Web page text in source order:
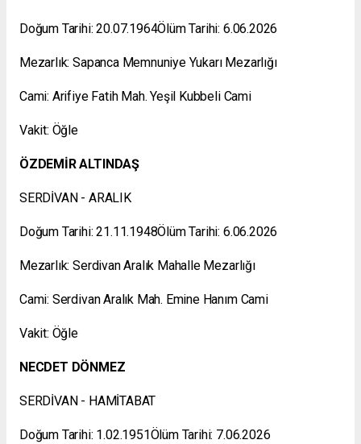
Doğum Tarihi: 20.07.1964Ölüm Tarihi: 6.06.2026
Mezarlık: Sapanca Memnuniye Yukarı Mezarlığı
Cami: Arifiye Fatih Mah. Yeşil Kubbeli Cami
Vakit: Öğle
ÖZDEMİR ALTINDAŞ
SERDİVAN - ARALIK
Doğum Tarihi: 21.11.1948Ölüm Tarihi: 6.06.2026
Mezarlık: Serdivan Aralık Mahalle Mezarlığı
Cami: Serdivan Aralık Mah. Emine Hanım Cami
Vakit: Öğle
NECDET DÖNMEZ
SERDİVAN - HAMİTABAT
Doğum Tarihi: 1.02.1951Ölüm Tarihi: 7.06.2026